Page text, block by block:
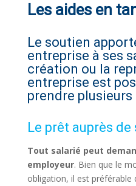
Les aides en
Le soutien
entreprise à ses
création ou la
entreprise est
prendre
Le prêt auprès
Tout salarié peut
employeur. Bien que le
obligation, il est préférable